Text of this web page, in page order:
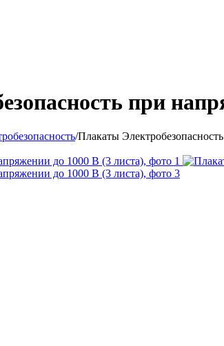
при
/Плакаты